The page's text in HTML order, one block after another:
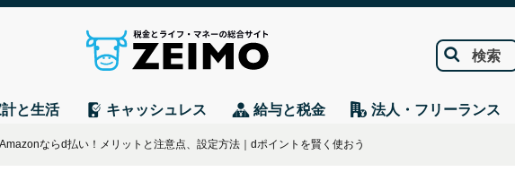
検索
と生活 キャッシュレス 給与と税金 法人・フリーランス
Amazonならd払い！メリットと注意点、設定方法｜dポイントを賢く使おう